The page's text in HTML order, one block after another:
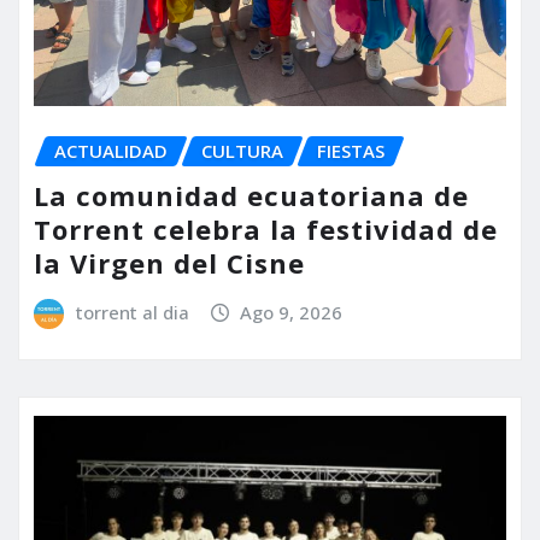
ACTUALIDAD CULTURA FIESTAS
La comunidad ecuatoriana de
Torrent celebra la festividad de
la Virgen del Cisne
torrent al dia Ago 9, 2026